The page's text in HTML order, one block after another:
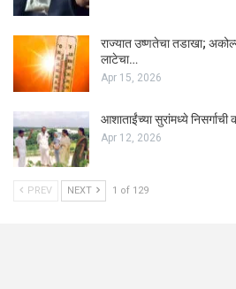
राज्यात उष्णतेचा तडाखा;
लाटेचा…
Apr 15, 2026
आशाताईंच्या सुरांमध्ये निसर्गाची
Apr 12, 2026
PREV NEXT 1 of 129